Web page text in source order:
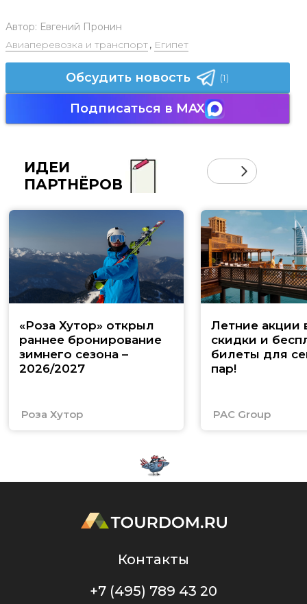
Автор: Евгений Пронин
Авиаперевозка и транспорт, Египет
Обсудить новость (1)
Подписаться в MAX
ИДЕИ
ПАРТНЁРОВ
«Роза Хутор» открыл
раннее бронирование
зимнего сезона –
2026/2027
Роза Хутор
Летние акции
скидки и
билеты для
пар!
PAC Group
Контакты
+7 (495) 789 43 20